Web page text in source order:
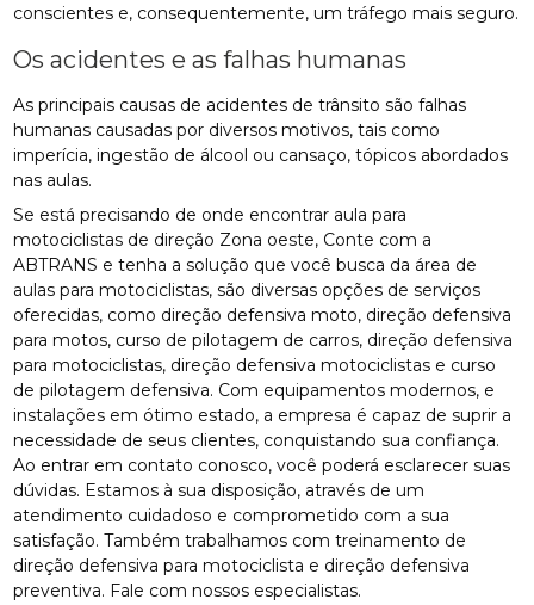
conscientes e, consequentemente, um tráfego mais seguro.
Os acidentes e as falhas humanas
As principais causas de acidentes de trânsito são falhas
humanas causadas por diversos motivos, tais como
imperícia, ingestão de álcool ou cansaço, tópicos abordados
nas aulas.
Se está precisando de onde encontrar aula para
motociclistas de direção Zona oeste, Conte com a
ABTRANS e tenha a solução que você busca da área de
aulas para motociclistas, são diversas opções de serviços
oferecidas, como direção defensiva moto, direção defensiva
para motos, curso de pilotagem de carros, direção defensiva
para motociclistas, direção defensiva motociclistas e curso
de pilotagem defensiva. Com equipamentos modernos, e
instalações em ótimo estado, a empresa é capaz de suprir a
necessidade de seus clientes, conquistando sua confiança.
Ao entrar em contato conosco, você poderá esclarecer suas
dúvidas. Estamos à sua disposição, através de um
atendimento cuidadoso e comprometido com a sua
satisfação. Também trabalhamos com treinamento de
direção defensiva para motociclista e direção defensiva
preventiva. Fale com nossos especialistas.